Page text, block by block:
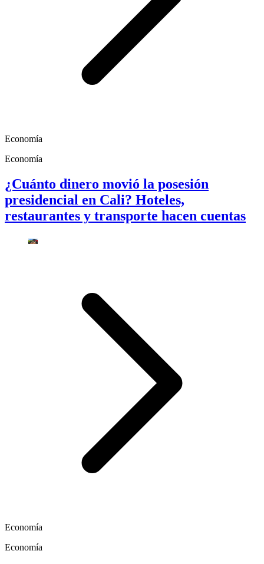
Economía
Economía
¿Cuánto dinero movió la posesión
presidencial en Cali? Hoteles,
restaurantes y transporte hacen cuentas
Economía
Economía